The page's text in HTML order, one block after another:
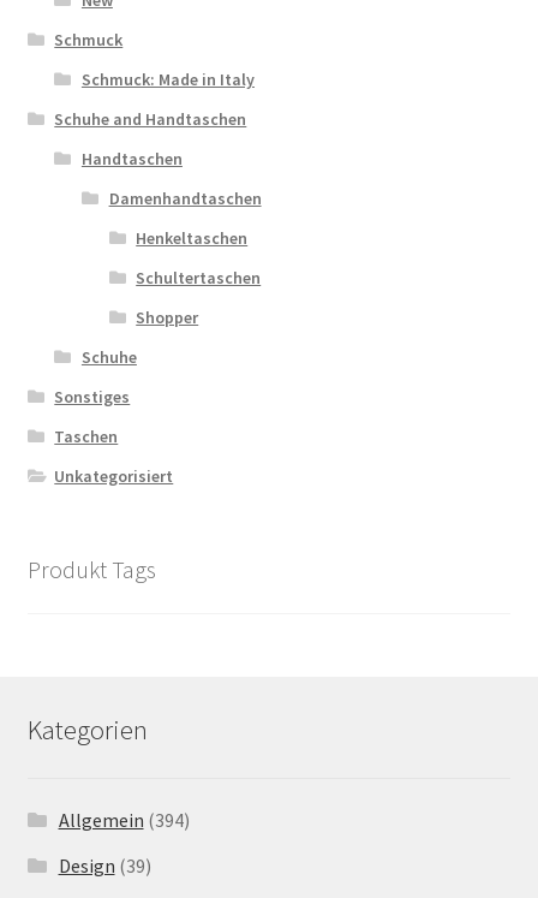
Schmuck
Schmuck: Made in Italy
Schuhe and Handtaschen
Handtaschen
Damenhandtaschen
Henkeltaschen
Schultertaschen
Shopper
Schuhe
Sonstiges
Taschen
Unkategorisiert
Produkt Tags
Kategorien
Allgemein (394)
Design (39)